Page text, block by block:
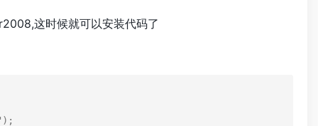
这时候就可以安装代码了